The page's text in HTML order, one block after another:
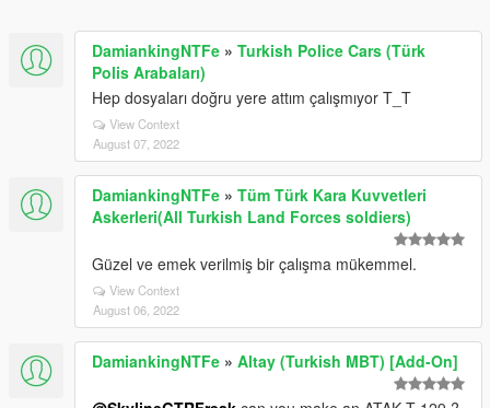
DamiankingNTFe » Turkish Police Cars (Türk
Polis Arabaları)
Hep dosyaları doğru yere attım çalışmıyor T_T
View Context
August 07, 2022
DamiankingNTFe » Tüm Türk Kara Kuvvetleri
Askerleri(All Turkish Land Forces soldiers)
Güzel ve emek verilmiş bir çalışma mükemmel.
View Context
August 06, 2022
DamiankingNTFe » Altay (Turkish MBT) [Add-On]